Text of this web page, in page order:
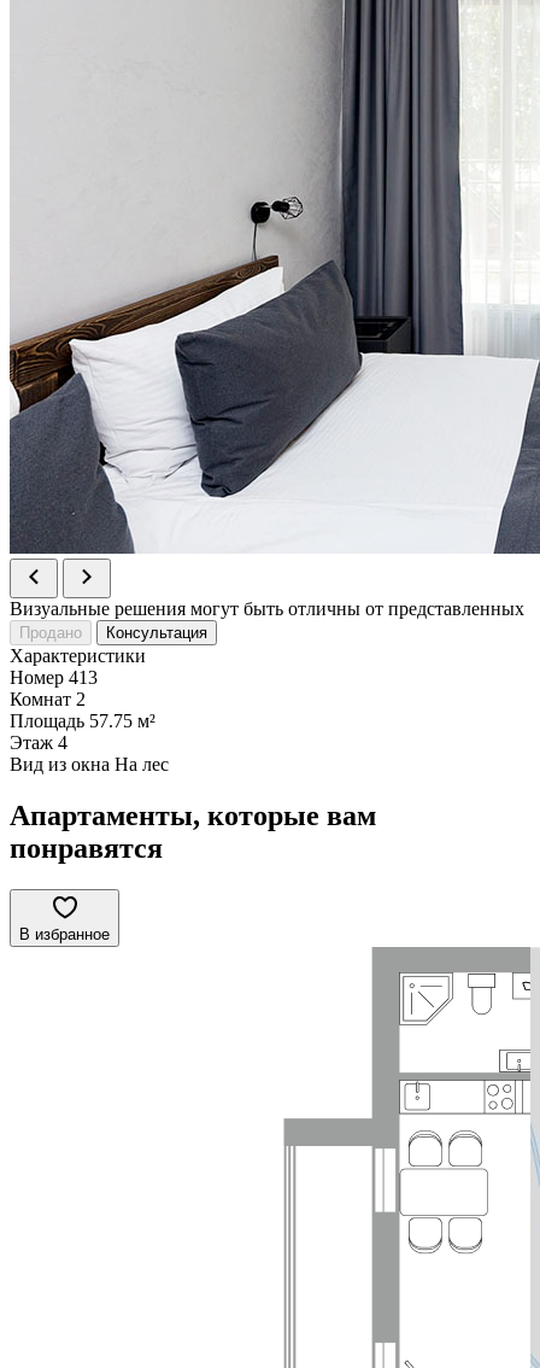
Визуальные решения могут быть отличны от представленных
Продано Консультация
Характеристики
Номер 413
Комнат 2
Площадь 57.75 м²
Этаж 4
Вид из окна На лес
Апартаменты, которые вам
понравятся
В избранное